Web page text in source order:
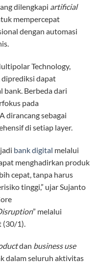
dilengkapi artificial
mempercepat
dengan automasi
Technology,
diprediksi dapat
bank. Berbeda dari
pada
dirancang sebagai
di setiap layer.
bank digital melalui
menghadirkan produk
cepat, tanpa harus
tinggi,” ujar Sujanto
” melalui
(30/1).
dan business use
dalam seluruh aktivitas